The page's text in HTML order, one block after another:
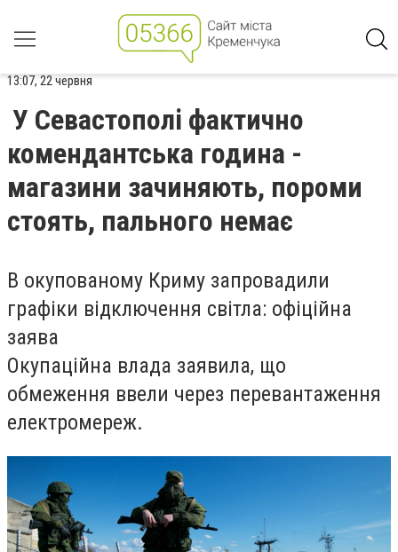
13:07, 22 червня
У Севастополі фактично
комендантська година -
магазини зачиняють, пороми
стоять, пального немає
В окупованому Криму запровадили
графіки відключення світла: офіційна
заява
Окупаційна влада заявила, що
обмеження ввели через перевантаження
електромереж.